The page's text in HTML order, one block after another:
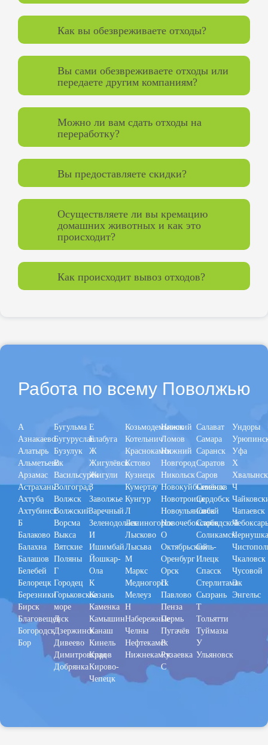
Как вы обезвреживаете отходы?
Вы сами обезвреживаете отходы или
передаете другим компаниям?
Можно ли вам сдать отходы на
переработку?
Вы предоставляете скидки?
Осуществляете ли вы кремацию
домашних животных и как это
происходит?
Как происходит вывоз отходов?
Работа по всему Поволжью
А
Азнакаево
Алатырь
Альметьевск
Арзамас
Астрахань
Ахтуба
Ахтубинск
Б
Балаково
Балахна
Балашов
Белебей
Белорецк
Березники
Бирск
Благовещенск
Богородск
Бор
Бугульма
Бугуруслан
Бузулук
В
Васильсурск
Волгоград
Волжск
Волжский
Ворсма
Выкса
Вятские
Поляны
Г
Городец
Горьковское
море
Д
Дзержинск
Дивеево
Димитровград
Добрянка
Е
Елабуга
Ж
Жигулёвск
Жигули
З
Заволжье
Заречный
Зеленодольск
И
Ишимбай
Йошкар-
Ола
К
Казань
Каменка
Камышин
Канаш
Кинель
Киров
Кирово-
Чепецк
Козьмодемьянск
Котельнич
Краснокамск
Кстово
Кузнецк
Кумертау
Кунгур
Л
Лениногорск
Лысково
Лысьва
М
Маркс
Медногорск
Мелеуз
Н
Набережные
Челны
Нефтекамск
Нижнекамск
Нижний
Ломов
Нижний
Новгород
Никольск
Новокуйбышевск
Новотроицк
Новоульяновск
Новочебоксарск
О
Октябрьский
Оренбург
Орск
П
Павлово
Пенза
Пермь
Пугачёв
Р
Рузаевка
С
Салават
Самара
Саранск
Саратов
Саров
Семёнов
Сердобск
Сибай
Слободской
Соликамск
Соль-
Илецк
Спасск
Стерлитамак
Сызрань
Т
Тольятти
Туймазы
У
Ульяновск
Ундоры
Уфа
Х
Хвалынск
Ч
Чапаевск
Чкаловск
Чусовой
Э
Энгельс